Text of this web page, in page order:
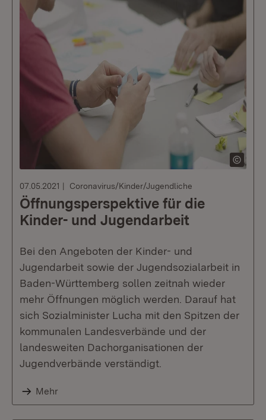
07.05.2021 Coronavirus/Kinder/Jugendliche
Öffnungsperspektive für die
Kinder- und Jugendarbeit
Bei den Angeboten der Kinder- und
Jugendarbeit sowie der Jugendsozialarbeit in
Baden-Württemberg sollen zeitnah wieder
mehr Öffnungen möglich werden. Darauf hat
sich Sozialminister Lucha mit den Spitzen der
kommunalen Landesverbände und der
landesweiten Dachorganisationen der
Jugendverbände verständigt.
Mehr